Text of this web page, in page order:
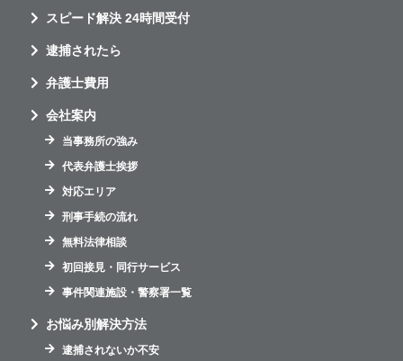
スピード解決 24時間受付
逮捕されたら
弁護士費用
会社案内
当事務所の強み
代表弁護士挨拶
対応エリア
刑事手続の流れ
無料法律相談
初回接見・同行サービス
事件関連施設・警察署一覧
お悩み別解決方法
逮捕されないか不安